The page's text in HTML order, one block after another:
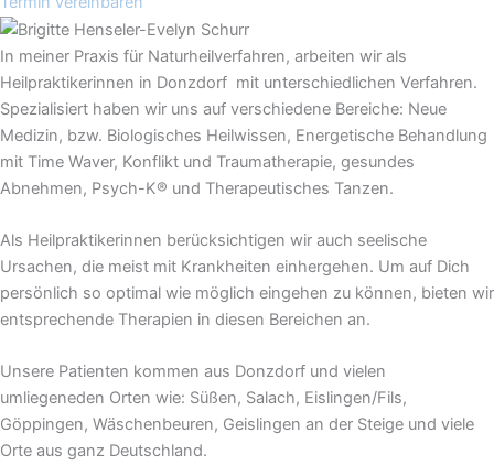
In meiner Praxis für Naturheilverfahren, arbeiten wir als
Heilpraktikerinnen in Donzdorf mit unterschiedlichen Verfahren.
Spezialisiert haben wir uns auf verschiedene Bereiche: Neue
Medizin, bzw. Biologisches Heilwissen, Energetische Behandlung
mit Time Waver, Konflikt und Traumatherapie, gesundes
Abnehmen, Psych-K® und Therapeutisches Tanzen.
Als Heilpraktikerinnen berücksichtigen wir auch seelische
Ursachen, die meist mit Krankheiten einhergehen. Um auf Dich
persönlich so optimal wie möglich eingehen zu können, bieten wir
entsprechende Therapien in diesen Bereichen an.
Unsere Patienten kommen aus Donzdorf und vielen
umliegeneden Orten wie: Süßen, Salach, Eislingen/Fils,
Göppingen, Wäschenbeuren, Geislingen an der Steige und viele
Orte aus ganz Deutschland.